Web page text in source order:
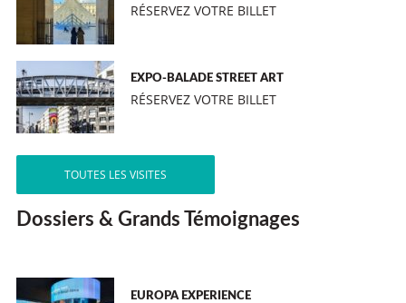
RÉSERVEZ VOTRE BILLET
EXPO-BALADE STREET ART
RÉSERVEZ VOTRE BILLET
TOUTES LES VISITES
Dossiers & Grands Témoignages
EUROPA EXPERIENCE